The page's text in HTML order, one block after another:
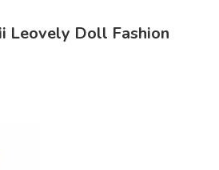
Leovely Doll Fashion